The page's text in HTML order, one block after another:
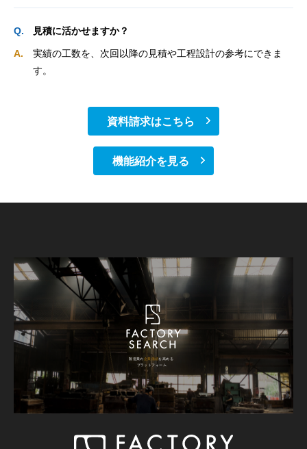
見積に活かせますか？
実績の工数を、次回以降の見積や工程設計の参考にできま
す。
資料請求はこちら
機能紹介を見る